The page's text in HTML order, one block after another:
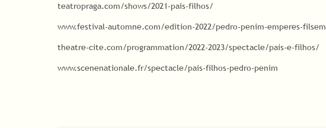
teatropraga.com/shows/2021-pais-filhos/
www.festival-automne.com/edition-2022/pedro-penim-emperes-filsem
theatre-cite.com/programmation/2022-2023/spectacle/pais-e-filhos/
www.scenenationale.fr/spectacle/pais-filhos-pedro-penim